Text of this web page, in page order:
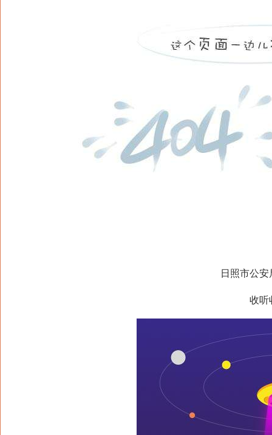
日照市公
收听